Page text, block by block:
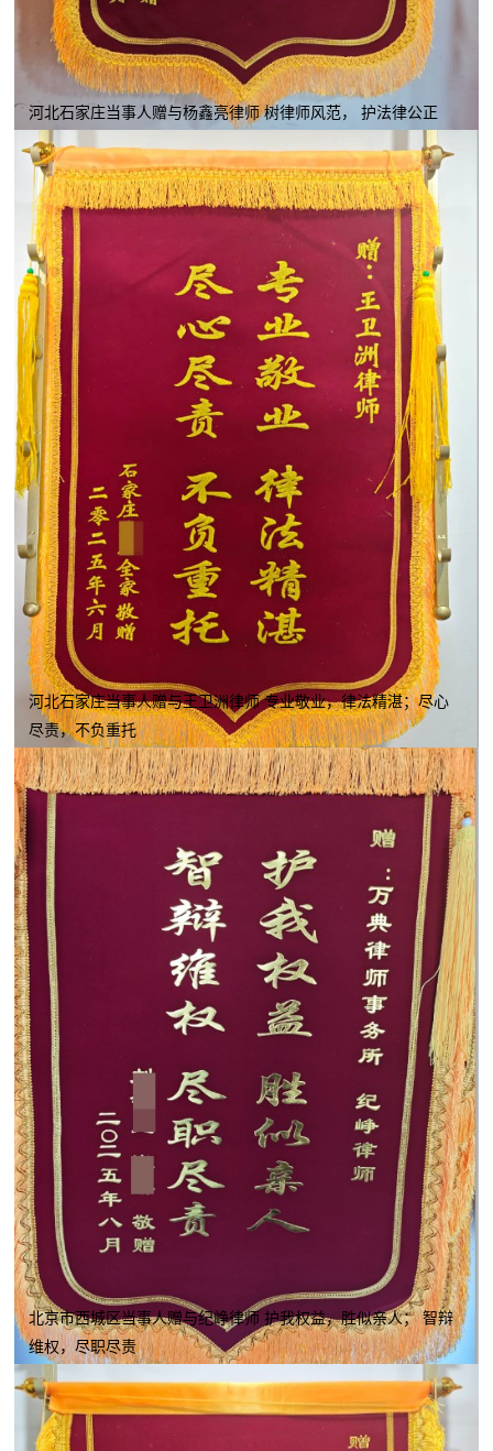
河北石家庄当事人赠与杨鑫亮律师 树律师风范， 护法律公正
河北石家庄当事人赠与王卫洲律师 专业敬业，律法精湛；尽心
尽责，不负重托
北京市西城区当事人赠与纪峥律师 护我权益，胜似亲人； 智辩
维权，尽职尽责